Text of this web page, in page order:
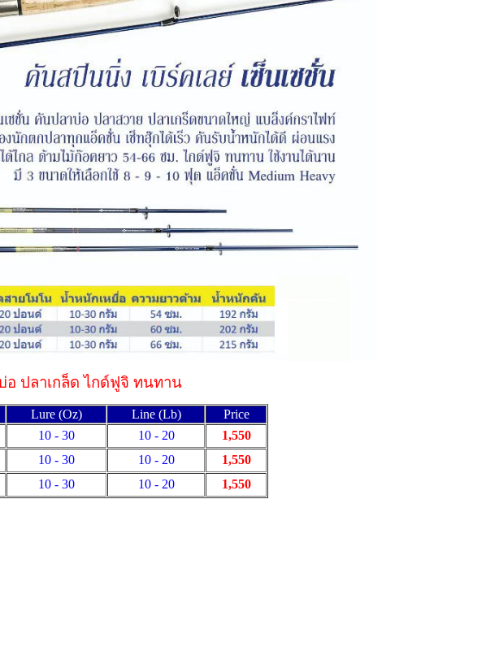
อ ปลาเกล็ด ไกด์ฟูจิ ทนทาน
Lure (Oz) Line (Lb)
Price
10 - 30 10 - 20
1,550
10 - 30 10 - 20
1,550
10 - 30 10 - 20 1,550